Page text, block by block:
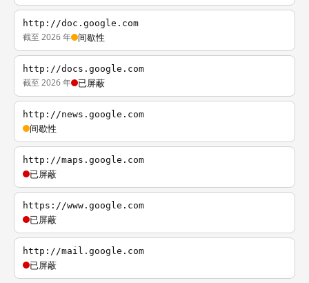
http://doc.google.com
截至 2026 年 间歇性
http://docs.google.com
截至 2026 年 已屏蔽
http://news.google.com
间歇性
http://maps.google.com
已屏蔽
https://www.google.com
已屏蔽
http://mail.google.com
已屏蔽